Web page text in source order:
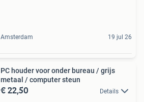
Amsterdam 19 jul 26
PC houder voor onder bureau / grijs
metaal / computer steun
€ 22,50 Details